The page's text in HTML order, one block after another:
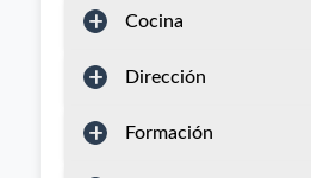
Cocina
Dirección
Formación